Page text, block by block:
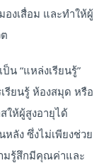
องเสื่อม และทำให้ผู้
“แหล่งเรียนรู้”
รียนรู้ ห้องสมุด หรือ
ให้ผู้สูงอายุได้
ลัง ซึ่งไม่เพียงช่วย
มรู้สึกมีคุณค่าและ